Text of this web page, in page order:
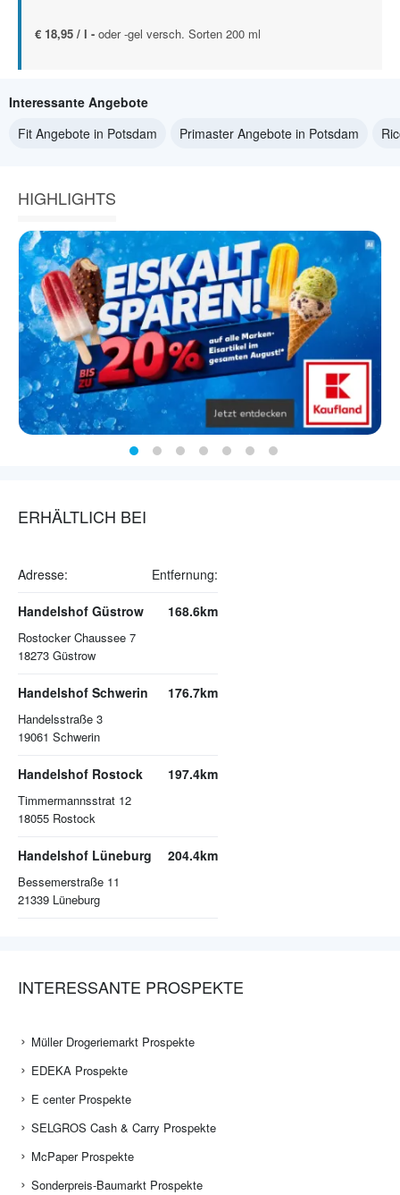
€ 18,95 / l - oder -gel versch. Sorten 200 ml
Interessante Angebote
Fit Angebote in Potsdam
Primaster Angebote in Potsdam
HIGHLIGHTS
ERHÄLTLICH BEI
Adresse: Entfernung:
Handelshof Güstrow
Rostocker Chaussee 7
18273 Güstrow
168.6km
Handelshof Schwerin
Handelsstraße 3
19061 Schwerin
176.7km
Handelshof Rostock
Timmermannsstrat 12
18055 Rostock
197.4km
Handelshof Lüneburg
Bessemerstraße 11
21339 Lüneburg
204.4km
INTERESSANTE PROSPEKTE
Müller Drogeriemarkt Prospekte
EDEKA Prospekte
E center Prospekte
SELGROS Cash & Carry Prospekte
McPaper Prospekte
Sonderpreis-Baumarkt Prospekte